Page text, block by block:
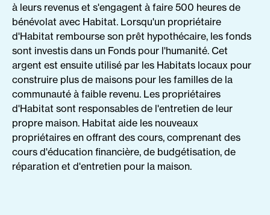
à leurs revenus et s'engagent à faire 500 heures de
bénévolat avec Habitat. Lorsqu'un propriétaire
d'Habitat rembourse son prêt hypothécaire, les fonds
sont investis dans un Fonds pour l'humanité. Cet
argent est ensuite utilisé par les Habitats locaux pour
construire plus de maisons pour les familles de la
communauté à faible revenu. Les propriétaires
d'Habitat sont responsables de l'entretien de leur
propre maison. Habitat aide les nouveaux
propriétaires en offrant des cours, comprenant des
cours d'éducation financière, de budgétisation, de
réparation et d'entretien pour la maison.